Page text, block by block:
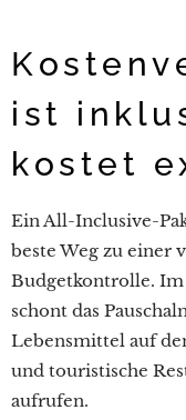
ist
kostet
Ein All-Inclusive-
beste Weg zu einer
Budgetkontrolle.
schont das
Lebensmittel auf
und touristische
aufrufen.